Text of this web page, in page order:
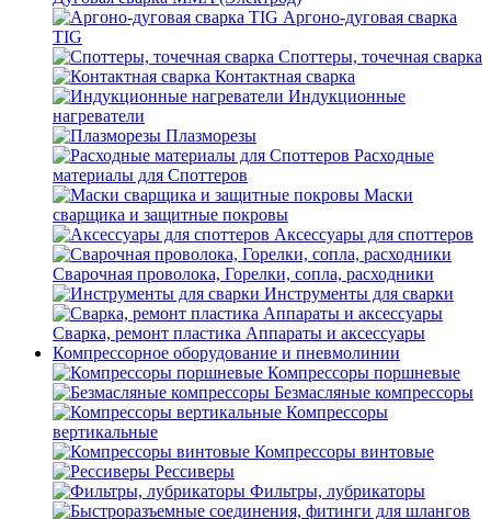
Аргоно-дуговая сварка
TIG
Споттеры, точечная сварка
Контактная сварка
Индукционные
нагреватели
Плазморезы
Расходные
материалы для Споттеров
Маски
сварщика и защитные покровы
Аксессуары для споттеров
Сварочная проволока, Горелки, сопла, расходники
Инструменты для сварки
Сварка, ремонт пластика Аппараты и аксессуары
Компрессорное оборудование и пневмолинии
Компрессоры поршневые
Безмасляные компрессоры
Компрессоры
вертикальные
Компрессоры винтовые
Рессиверы
Фильтры, лубрикаторы